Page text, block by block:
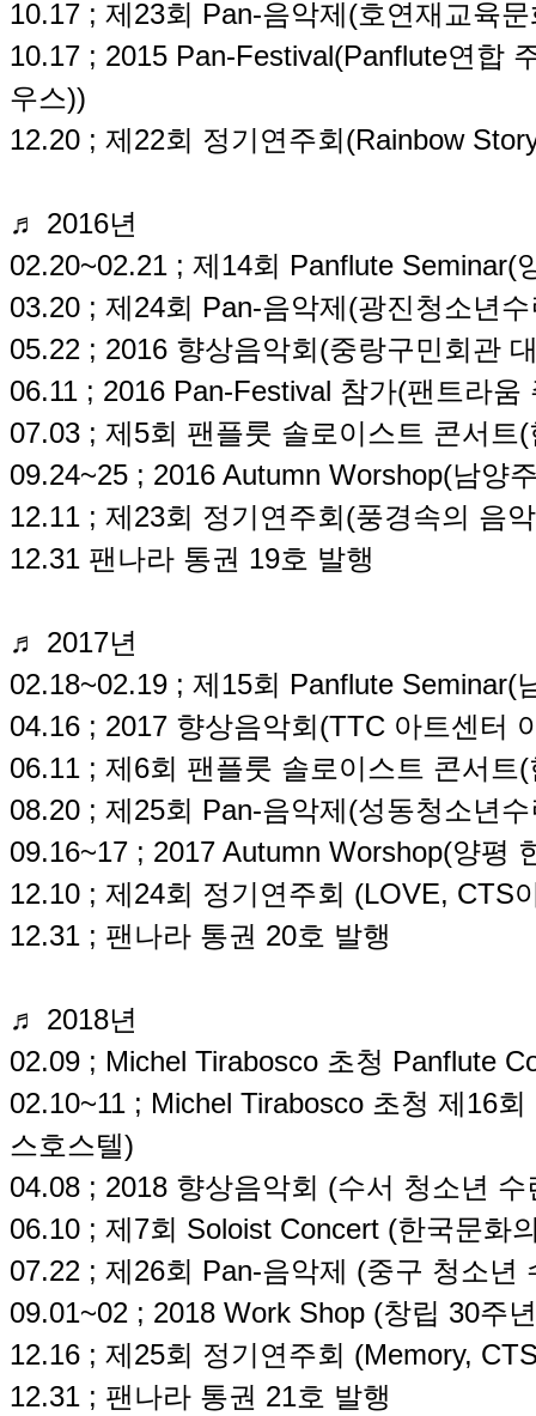
10.17 ; 제23회 Pan-음악제(호연재교육
10.17 ; 2015 Pan-Festival(Panflute연합
우스))
12.20 ; 제22회 정기연주회(Rainbow
♬ 2016년
02.20~02.21 ; 제14회 Panflute Seminar(
03.20 ; 제24회 Pan-음악제(광진청소년
05.22 ; 2016 향상음악회(중랑구민회관
06.11 ; 2016 Pan-Festival 참가(팬트라
07.03 ; 제5회 팬플룻 솔로이스트 콘서트
09.24~25 ; 2016 Autumn Worshop(남양
12.11 ; 제23회 정기연주회(풍경속의 음
12.31 팬나라 통권 19호 발행
♬ 2017년
02.18~02.19 ; 제15회 Panflute Seminar(
04.16 ; 2017 향상음악회(TTC 아트센터
06.11 ; 제6회 팬플룻 솔로이스트 콘서트
08.20 ; 제25회 Pan-음악제(성동청소년
09.16~17 ; 2017 Autumn Worshop(양평
12.10 ; 제24회 정기연주회 (LOVE, CTS
12.31 ; 팬나라 통권 20호 발행
♬ 2018년
02.09 ; Michel Tirabosco 초청 Panflute
02.10~11 ; Michel Tirabosco 초청 제16
스호스텔)
04.08 ; 2018 향상음악회 (수서 청소년 수
06.10 ; 제7회 Soloist Concert (한국문화
07.22 ; 제26회 Pan-음악제 (중구 청소년
09.01~02 ; 2018 Work Shop (창립 30주
12.16 ; 제25회 정기연주회 (Memory,
12.31 ; 팬나라 통권 21호 발행